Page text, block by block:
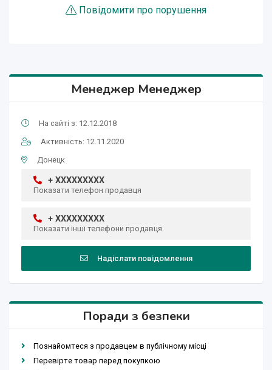
Повідомити про порушення
Менеджер Менеджер
На сайті з: 12.12.2018
Активність: 12.11.2020
Донецк
+ XXXXXXXXX
Показати телефон продавця
+ XXXXXXXXX
Показати інші телефони продавця
Надіслати повідомлення
Поради з безпеки
Познайомтеся з продавцем в публічному місці
Перевірте товар перед покупкою